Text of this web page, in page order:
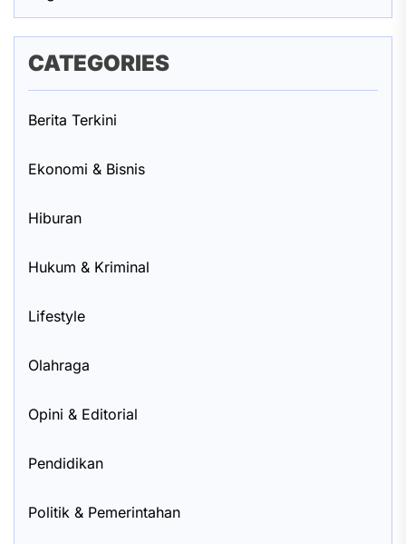
CATEGORIES
Berita Terkini
Ekonomi & Bisnis
Hiburan
Hukum & Kriminal
Lifestyle
Olahraga
Opini & Editorial
Pendidikan
Politik & Pemerintahan